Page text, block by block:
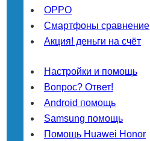
OPPO
Смартфоны сравнение
Акция! деньги на счёт
Настройки и помощь
Вопрос? Ответ!
Android помощь
Samsung помощь
Помощь Huawei Honor